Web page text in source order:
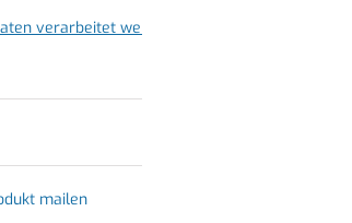
verarbeitet werden.
mailen